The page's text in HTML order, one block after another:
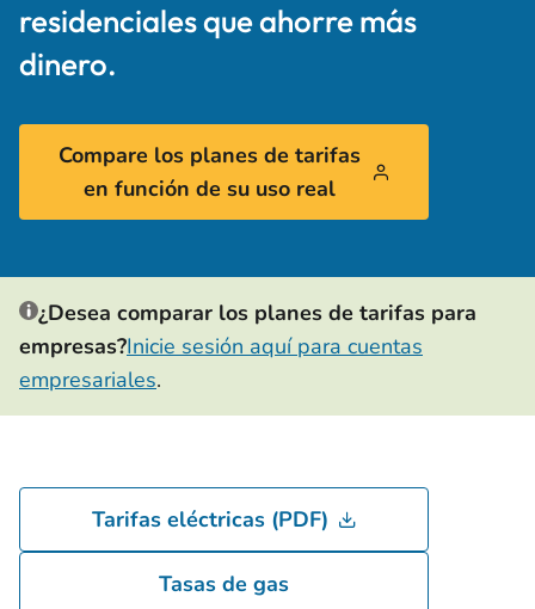
residenciales que ahorre más
dinero.
Compare los planes de tarifas
en función de su uso real
¿Desea comparar los planes de tarifas para
empresas?Inicie sesión aquí para cuentas
empresariales.
Tarifas eléctricas (PDF)
Tasas de gas